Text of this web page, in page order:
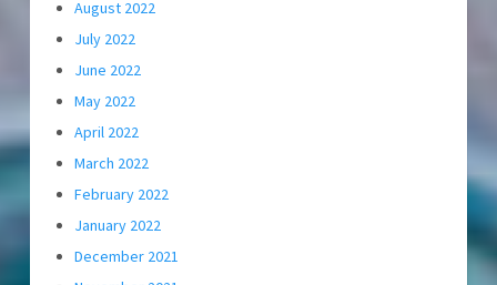
August 2022
July 2022
June 2022
May 2022
April 2022
March 2022
February 2022
January 2022
December 2021